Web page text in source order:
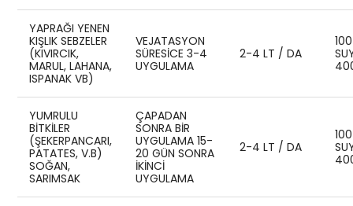
YAPRAĞI YENEN
KIŞLIK SEBZELER
(KIVIRCIK,
MARUL, LAHANA,
ISPANAK VB)
VEJATASYON
SÜRESICE 3-4
UYGULAMA
2-4 LT / DA
YUMRULU
BİTKİLER
(ŞEKERPANCARI,
PATATES, V.B)
SOĞAN,
SARIMSAK
ÇAPADAN
SONRA BIR
UYGULAMA 15-
20 GÜN SONRA
IKINCI
UYGULAMA
2-4 LT / DA